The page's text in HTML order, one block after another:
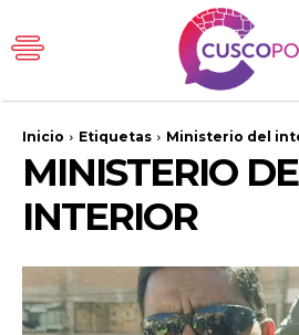
Inicio Etiquetas Ministerio del
MINISTERIO
INTERIOR